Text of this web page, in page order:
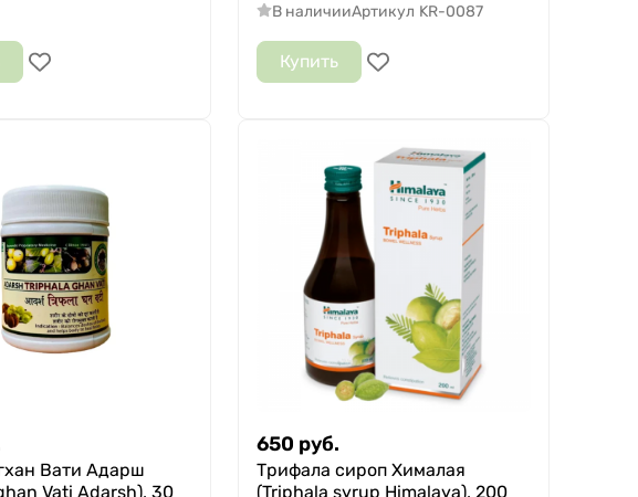
В наличииАртикул KR-0087
Купить
Вати Адарш
Vati Adarsh), 30
650 руб.
Трифала сироп Хималая
(Triphala syrup Himalaya), 200